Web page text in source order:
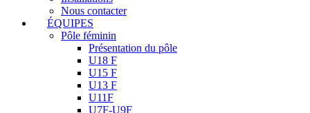
Nous contacter
ÉQUIPES
Pôle féminin
Présentation du pôle
U18 F
U15 F
U13 F
U11F
U7F-U9F